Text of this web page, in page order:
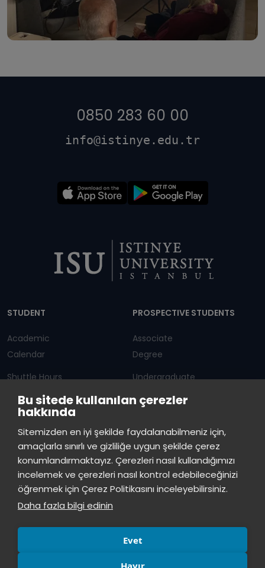
Bu sitede kullanılan çerezler
hakkında
Sitemizden en iyi şekilde faydalanabilmeniz için,
amaçlarla sınırlı ve gizliliğe uygun şekilde çerez
konumlandırmaktayız. Çerezleri nasıl kullandığımızı
incelemek ve çerezleri nasıl kontrol edebileceğinizi
öğrenmek için Çerez Politikasını inceleyebilirsiniz.
Daha fazla bilgi edinin
Evet
Hayır
0850 283 60 00
info@istinye.edu.tr
STUDENT
Academic
Calendar
Shuttle Hours
Announcements
PROSPECTIVE STUDENTS
Associate
Degree
Undergraduate
Graduate Programs
ISTINYE
Press
Istinye Post Our campuses